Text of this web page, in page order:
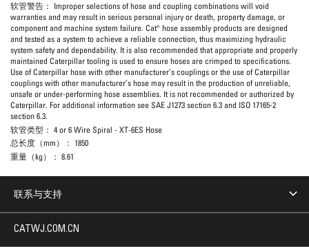
软管警告： Improper selections of hose and coupling combinations will void
warranties and may result in serious personal injury or death, property damage, or
component and machine system failure. Cat® hose assembly products are designed
and tested as a system to achieve a reliable connection, thus maximizing hydraulic
system safety and dependability. It is also recommended that appropriate and properly
maintained Caterpillar tooling is used to ensure hoses are crimped to specifications.
Use of Caterpillar hose with other manufacturer’s couplings or the use of Caterpillar
couplings with other manufacturer’s hose may result in the production of unreliable,
unsafe or under-performing hose assemblies. It is not recommended or authorized by
Caterpillar. For additional information see SAE J1273 section 6.3 and ISO 17165-2
section 6.3.
软管类型： 4 or 6 Wire Spiral - XT-6ES Hose
总长度（mm）： 1850
重量（kg）： 8.61
联系与支持
CATWJ.COM.CN